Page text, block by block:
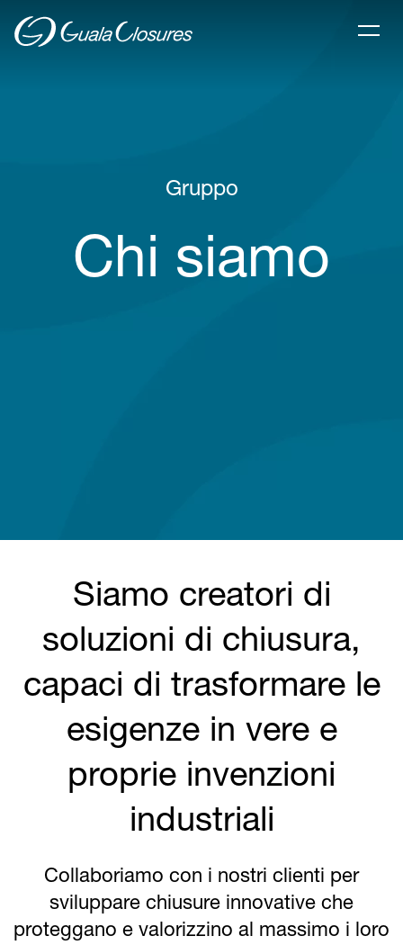
Gruppo
Chi siamo
Siamo creatori di
soluzioni di chiusura,
capaci di trasformare le
esigenze in vere e
proprie invenzioni
industriali
Collaboriamo con i nostri clienti per
sviluppare chiusure innovative che
proteggano e valorizzino al massimo i loro